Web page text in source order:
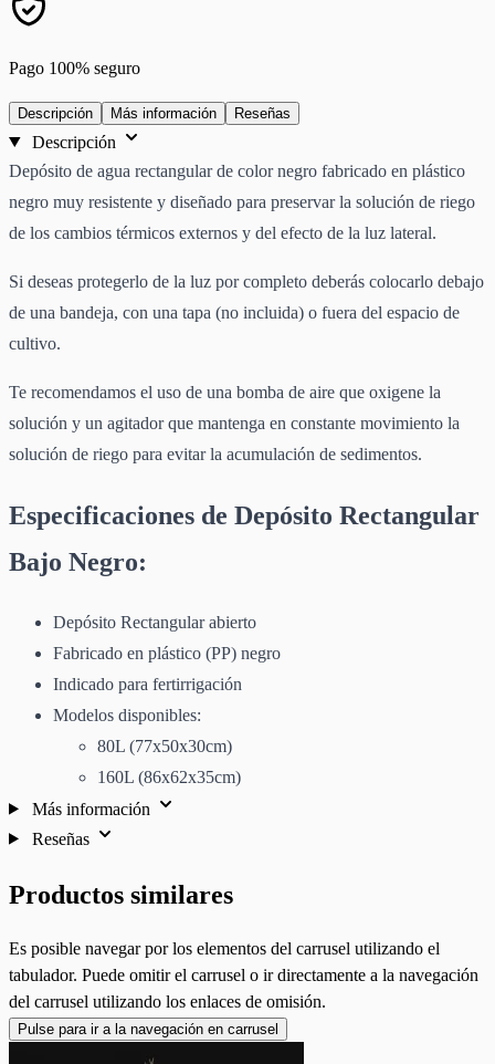
Pago 100% seguro
Descripción Más información Reseñas
Descripción
Depósito de agua rectangular de color negro fabricado en plástico
negro muy resistente y diseñado para preservar la solución de riego
de los cambios térmicos externos y del efecto de la luz lateral.
Si deseas protegerlo de la luz por completo deberás colocarlo debajo
de una bandeja, con una tapa (no incluida) o fuera del espacio de
cultivo.
Te recomendamos el uso de una bomba de aire que oxigene la
solución y un agitador que mantenga en constante movimiento la
solución de riego para evitar la acumulación de sedimentos.
Especificaciones de Depósito Rectangular
Bajo Negro:
Depósito Rectangular abierto
Fabricado en plástico (PP) negro
Indicado para fertirrigación
Modelos disponibles:
80L (77x50x30cm)
160L (86x62x35cm)
Más información
Reseñas
Productos similares
Es posible navegar por los elementos del carrusel utilizando el
tabulador. Puede omitir el carrusel o ir directamente a la navegación
del carrusel utilizando los enlaces de omisión.
Pulse para ir a la navegación en carrusel